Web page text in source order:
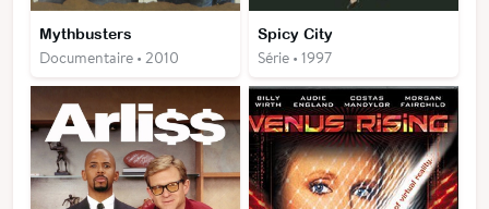
Mythbusters
Documentaire • 2010
Spicy City
Série • 1997